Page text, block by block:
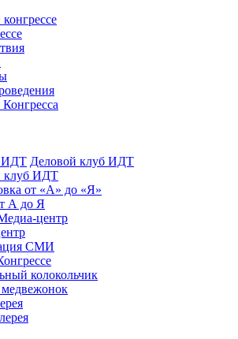
ИДТ Деловой клуб ИДТ
клуб ИДТ
от «А» до «Я»
А до Я
центр
СМИ
колокольчик